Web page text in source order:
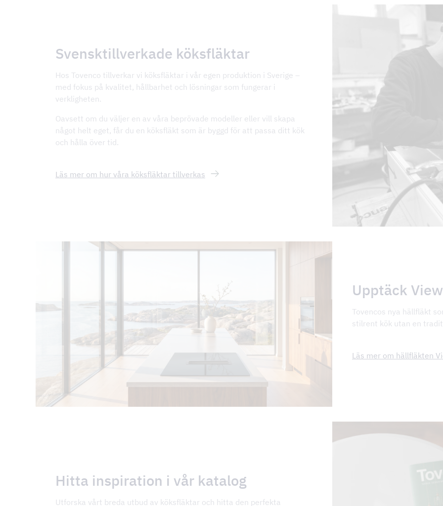
Svensktillverkade köksfläktar
Hos Tovenco tillverkar vi köksfläktar i vår egen produktion i Sverige –
med fokus på kvalitet, hållbarhet och lösningar som fungerar i
verkligheten.
Oavsett om du väljer en av våra beprövade modeller eller vill skapa
något helt eget, får du en köksfläkt som är byggd för att passa ditt kök
och hålla över tid.
Läs mer om hur våra köksfläktar tillverkas
Upptäck View
Tovencos nya hällfläkt
stilrent kök utan en
Läs mer om hällfläkten
Hitta inspiration i vår katalog
Utforska vårt breda utbud av köksfläktar och hitta den perfekta